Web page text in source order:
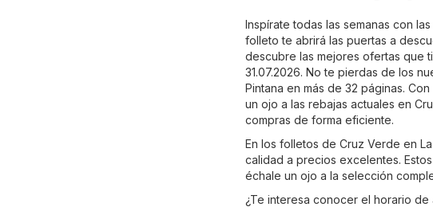
Inspírate todas las semanas con
folleto te abrirá las puertas a
descubre las mejores ofertas que
31.07.2026. No te pierdas de los
Pintana en más de 32 páginas.
un ojo a las rebajas actuales en
compras de forma eficiente.
En los folletos de Cruz Verde en
calidad a precios excelentes.
échale un ojo a la selección
¿Te interesa conocer el horario de